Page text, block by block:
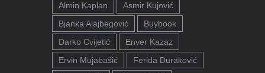
Almin Kaplan
Asmir Kujović
Bjanka Alajbegović
Buybook
Darko Cvijetić
Enver Kazaz
Ervin Mujabašić
Ferida Duraković